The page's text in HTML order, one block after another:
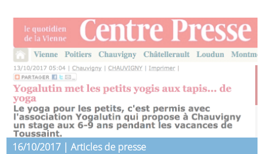
16/10/2017 | Articles de presse